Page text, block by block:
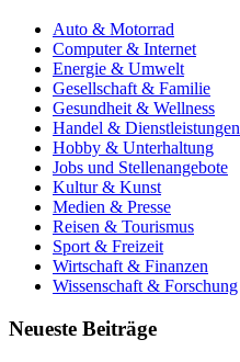
Auto & Motorrad
Computer & Internet
Energie & Umwelt
Gesellschaft & Familie
Gesundheit & Wellness
Handel & Dienstleistungen
Hobby & Unterhaltung
Jobs und Stellenangebote
Kultur & Kunst
Medien & Presse
Reisen & Tourismus
Sport & Freizeit
Wirtschaft & Finanzen
Wissenschaft & Forschung
Neueste Beiträge